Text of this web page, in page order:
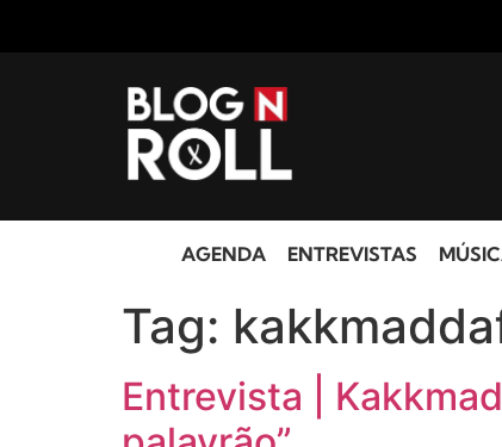
AGENDA ENTREVISTAS
Tag:
Entrevista |